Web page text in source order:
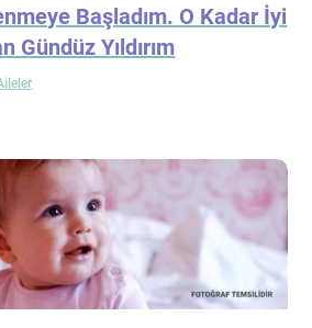
Başladım. O Kadar İyi
Gündüz Yıldırım